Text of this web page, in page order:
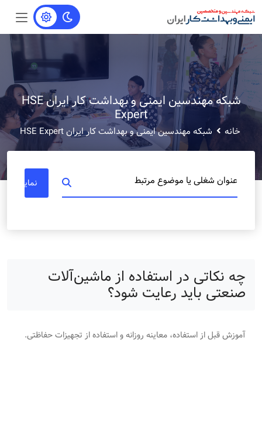
شبکه مهندسین ایمنی و بهداشت کار ایران HSE
Expert
خانه شبکه مهندسین ایمنی و بهداشت کار ایران HSE Expert
عنوان شغلی یا موضوع مرتبط نمایش
چه نکاتی در استفاده از ماشین‌آلات
صنعتی باید رعایت شود؟
آموزش قبل از استفاده، معاینه روزانه و استفاده از تجهیزات حفاظتی.